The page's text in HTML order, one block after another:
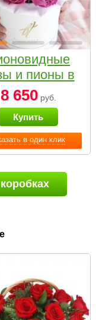
в один клик
и пионы в
коробке
Small
8 650руб.
Купить